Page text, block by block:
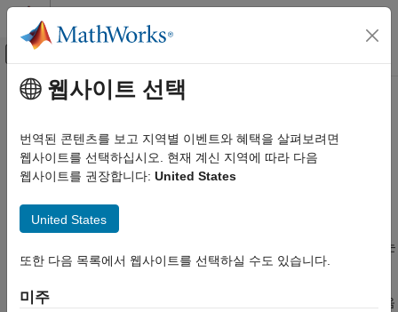
콘텐츠로 바로 가기
오프캔버스 탐색 메뉴 토글
문서 홈
Optimization Toolbox
선형 계획법과 혼합 정수 선형 계획법
혼합 정수 선형 계획법(MILP) 알고리즘
혼합 정수 선형 계획법 정의
참고 문헌
주요 콘텐츠
혼합 정수 선형 계획법(MILP)
알고리즘
혼합 정수 선형 계획법 정의
혼합 정수 선형 계획법(MILP)은 다음 조건을 갖는 문제입니다.
는
미지수로 구성된 열 벡터입니다.
범위와 선형 제약 조건. 단, 비선형 제약 조건은 포함되지 않음
웹사이트 선택
번역된 콘텐츠를 보고 지역별 이벤트와 혜택을 살펴보려면
웹사이트를 선택하십시오. 현재 계신 지역에 따라 다음
웹사이트를 권장합니다: United States
United States
또한 다음 목록에서 웹사이트를 선택하실 수도 있습니다.
미주